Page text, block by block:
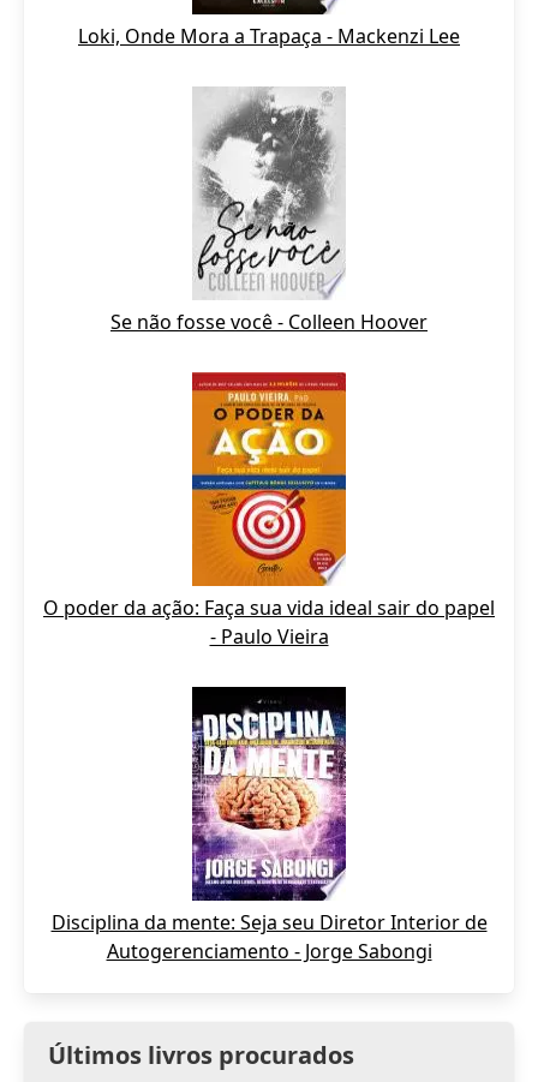
Loki, Onde Mora a Trapaça - Mackenzi Lee
Se não fosse você - Colleen Hoover
O poder da ação: Faça sua vida ideal sair do papel
- Paulo Vieira
Disciplina da mente: Seja seu Diretor Interior de
Autogerenciamento - Jorge Sabongi
Últimos livros procurados